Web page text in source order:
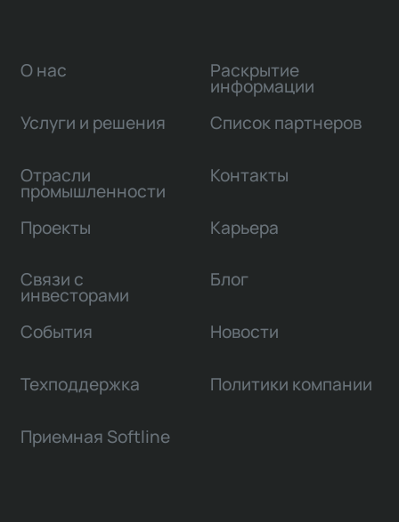
О нас
Услуги и решения
Отрасли
промышленности
Проекты
Связи с
инвесторами
Раскрытие
информации
Список партнеров
Контакты
Карьера
Блог
События Новости
Техподдержка Политики компании
Приемная Softline